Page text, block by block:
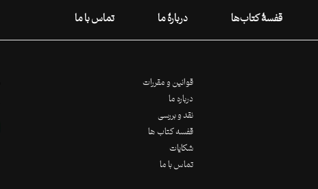
قفسۀ کتاب‌ها دربارۀ ما تماس با ما
قوانین و مقررات
درباره ما
نقد و بررسی
قفسه کتاب ها
شکایات
تماس با ما